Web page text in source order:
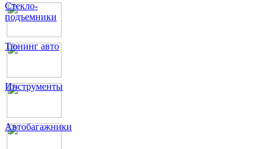
Стекло-
подъемники
Тюнинг авто
Инструменты
Автобагажники